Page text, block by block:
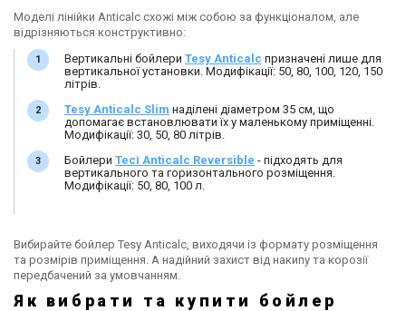
Моделі лінійки Anticalc схожі між собою за функціоналом, але
відрізняються конструктивно:
Вертикальні бойлери Tesy Anticalc призначені лише для
вертикальної установки. Модифікації: 50, 80, 100, 120, 150
літрів.
Tesy Anticalc Slim наділені діаметром 35 см, що
допомагає встановлювати їх у маленькому приміщенні.
Модифікації: 30, 50, 80 літрів.
Бойлери Тесі Anticalc Reversible - підходять для
вертикального та горизонтального розміщення.
Модифікації: 50, 80, 100 л.
Вибирайте бойлер Tesy Anticalc, виходячи із формату розміщення
та розмірів приміщення. А надійний захист від накипу та корозії
передбачений за умовчанням.
Як вибрати та купити бойлер